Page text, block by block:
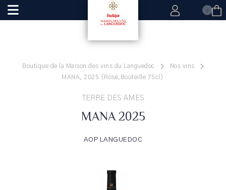
0
Boutique de la Maison des vins du Languedoc
Nos vins
MANA, 2025 (Rosé,Bouteille 75cl)
TERRE DES AMES
MANA 2025
AOP LANGUEDOC